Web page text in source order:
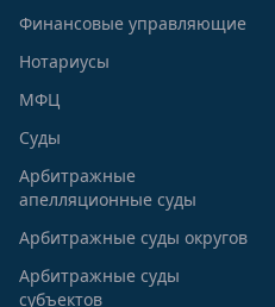
Финансовые управляющие
Нотариусы
МФЦ
Суды
Арбитражные
апелляционные суды
Арбитражные суды округов
Арбитражные суды
субъектов